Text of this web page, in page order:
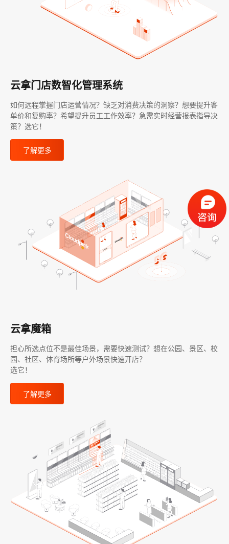
云拿门店数智化管理系统
如何远程掌握门店运营情况？缺乏对消费决策的洞察？想要提升客
单价和复购率？希望提升员工工作效率？急需实时经营报表指导决
策？选它！
了解更多
云拿魔箱
担心所选点位不是最佳场景，需要快速测试？想在公园、景区、校
园、社区、体育场所等户外场景快速开店？
选它！
了解更多